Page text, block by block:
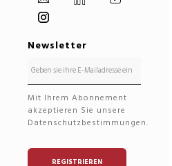
Newsletter
Mit Ihrem Abonnement
akzeptieren Sie unsere
Datenschutzbestimmungen.
REGISTRIEREN